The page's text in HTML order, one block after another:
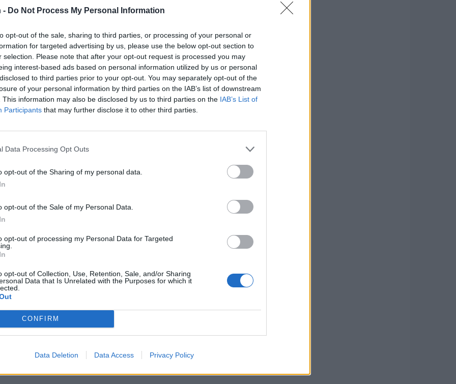
- Do Not Process My Personal Information
opt-out of the sale, sharing to third parties, or processing of your personal or
for targeted advertising by us, please use the below opt-out section to
selection. Please note that after your opt-out request is processed you may
interest-based ads based on personal information utilized by us or personal
to third parties prior to your opt-out. You may separately opt-out of the
of your personal information by third parties on the IAB’s list of downstream
This information may also be disclosed by us to third parties on the IAB’s List of
Participants that may further disclose it to other third parties.
Data Processing Opt Outs
opt-out of the Sharing of my personal data.
opt-out of the Sale of my Personal Data.
opt-out of processing my Personal Data for Targeted
opt-out of Collection, Use, Retention, Sale, and/or Sharing
Data that Is Unrelated with the Purposes for which it
CONFIRM
Data Deletion Data Access Privacy Policy
Teksti: Toimitus
Kuvat: Instagram
Vauva
kuitenkinsääntöihin.